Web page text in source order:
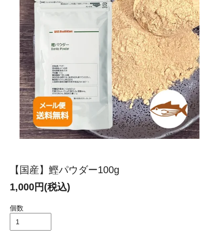
【国産】鰹パウダー100g
1,000円(税込)
個数